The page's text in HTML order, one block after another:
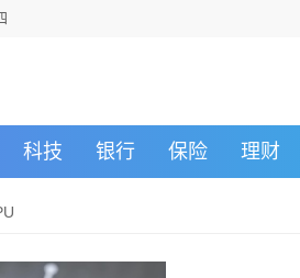
科技 银行 保险 理财